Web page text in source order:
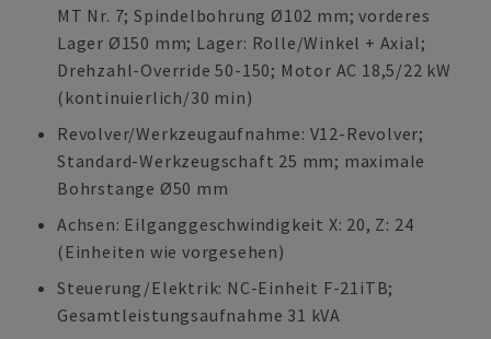
MT Nr. 7; Spindelbohrung Ø102 mm; vorderes
Lager Ø150 mm; Lager: Rolle/Winkel + Axial;
Drehzahl-Override 50-150; Motor AC 18,5/22 kW
(kontinuierlich/30 min)
Revolver/Werkzeugaufnahme: V12-Revolver;
Standard-Werkzeugschaft 25 mm; maximale
Bohrstange Ø50 mm
Achsen: Eilganggeschwindigkeit X: 20, Z: 24
(Einheiten wie vorgesehen)
Steuerung/Elektrik: NC-Einheit F-21iTB;
Gesamtleistungsaufnahme 31 kVA